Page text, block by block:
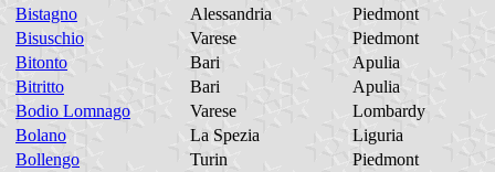
Bistagno
Alessandria
Piedmont
Bisuschio
Varese
Piedmont
Bitonto
Bari
Apulia
Bitritto
Bari
Apulia
Bodio Lomnago
Varese
Lombardy
Bolano
La Spezia
Liguria
Bollengo
Turin
Piedmont